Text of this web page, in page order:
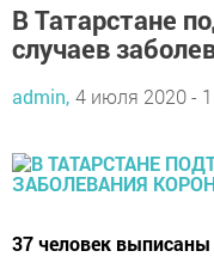
В Татарстане
случаев
admin, 4 июля 2020 -
37 человек